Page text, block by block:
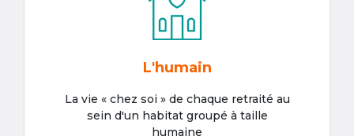
L'humain
La vie « chez soi » de chaque retraité au
sein d'un habitat groupé à taille
humaine